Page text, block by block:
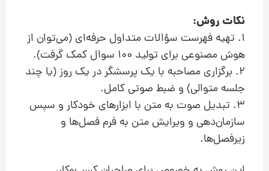
نکات روش:
1. تهیه فهرست سؤالات متداول حرفه‌ای (می‌توان از
هوش مصنوعی برای تولید ۱۰۰ سوال کمک گرفت).
2. برگزاری مصاحبه با یک پرسشگر در یک روز (یا چند
جلسه متوالی) و ضبط صوتی کامل.
3. تبدیل صوت به متن با ابزارهای خودکار و سپس
سازمان‌دهی و ویرایش متن به فرم فصل‌ها و
زیرفصل‌ها.